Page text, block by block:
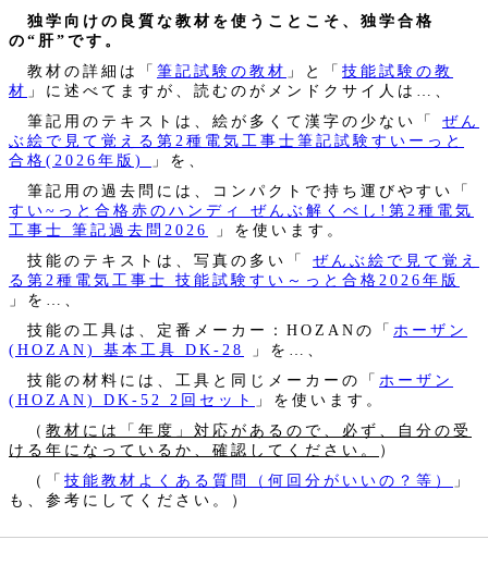
独学向けの良質な教材を使うことこそ、独学合格
の“肝”です。
教材の詳細は「 筆記試験の教材 」と「 技能試験の教
材 」に述べてますが、読むのがメンドクサイ人は…、
筆記用のテキストは、絵が多くて漢字の少ない「
ぜん
ぶ絵で見て覚える第2種電気工事士筆記試験すいーっと
合格(2026年版)
」を、
筆記用の過去問には、コンパクトで持ち運びやすい「
すい~っと合格赤のハンディ ぜんぶ解くべし!第2種電気
工事士 筆記過去問2026
」を使います。
技能のテキストは、写真の多い「
ぜんぶ絵で見て覚え
る第2種電気工事士 技能試験すい～っと合格2026年版
」を…、
技能の工具は、定番メーカー：HOZANの「 ホーザン
(HOZAN) 基本工具 DK-28
」を…、
技能の材料には、工具と同じメーカーの「 ホーザン
(HOZAN) DK-52 2回セット
」を使います。
（ 教材には「年度」対応があるので、必ず、自分の受
ける年になっているか、確認してください。
）
（「 技能教材よくある質問（何回分がいいの？等）
」
も、参考にしてください。）